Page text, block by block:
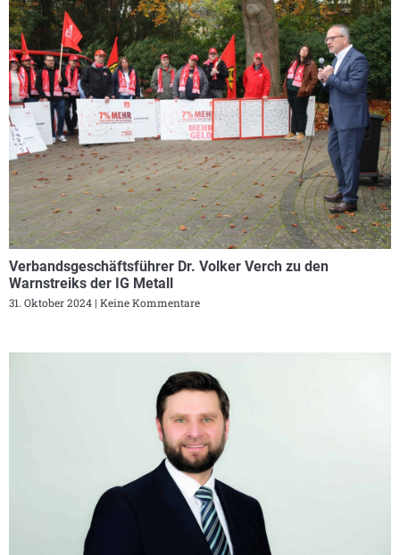
Verbandsgeschäftsführer Dr. Volker Verch zu den
Warnstreiks der IG Metall
31. Oktober 2024 Keine Kommentare